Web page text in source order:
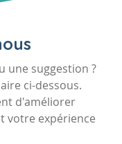
une suggestion ?
ci-dessous.
d'améliorer
votre expérience